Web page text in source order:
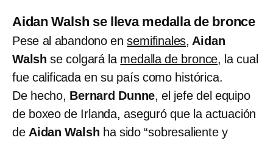
Aidan Walsh se lleva medalla de bronce
Pese al abandono ensemifinales, Aidan
Walsh se colgará la medalla de bronce, la cual
fue calificada en su país como histórica.
De hecho, Bernard Dunne, el jefe del equipo
de boxeo de Irlanda, aseguró que la actuación
de Aidan Walsh ha sido “sobresaliente y